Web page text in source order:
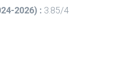
2026) : 3.85/4